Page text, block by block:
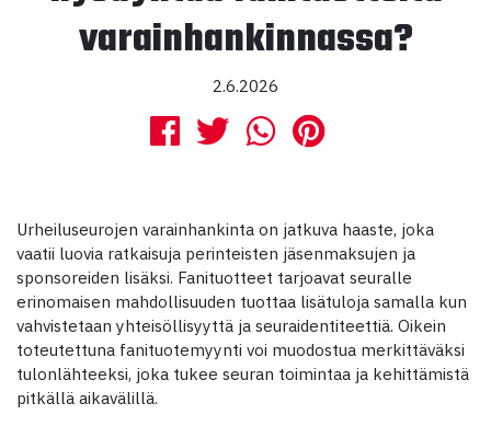
varainhankinnassa?
2.6.2026
Urheiluseurojen varainhankinta on jatkuva haaste, joka
vaatii luovia ratkaisuja perinteisten jäsenmaksujen ja
sponsoreiden lisäksi. Fanituotteet tarjoavat seuralle
erinomaisen mahdollisuuden tuottaa lisätuloja samalla kun
vahvistetaan yhteisöllisyyttä ja seuraidentiteettiä. Oikein
toteutettuna fanituotemyynti voi muodostua merkittäväksi
tulonlähteeksi, joka tukee seuran toimintaa ja kehittämistä
pitkällä aikavälillä.